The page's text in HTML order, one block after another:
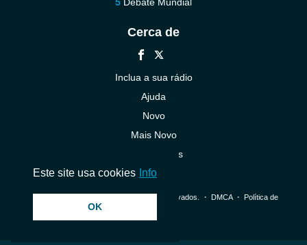
Cerca de
Inclua a sua rádio
Ajuda
Novo
Mais Novo
Contacte-nos
© 2026 InstantAudio. Todos os direitos reservados. ・ DMCA・ Política de
Este site usa cookies Info
OK